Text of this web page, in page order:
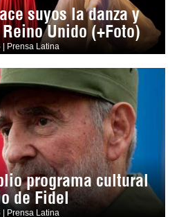
suyos la danza y
Unido (+Foto)
Prensa Latina
programa cultural
de Fidel
Prensa Latina